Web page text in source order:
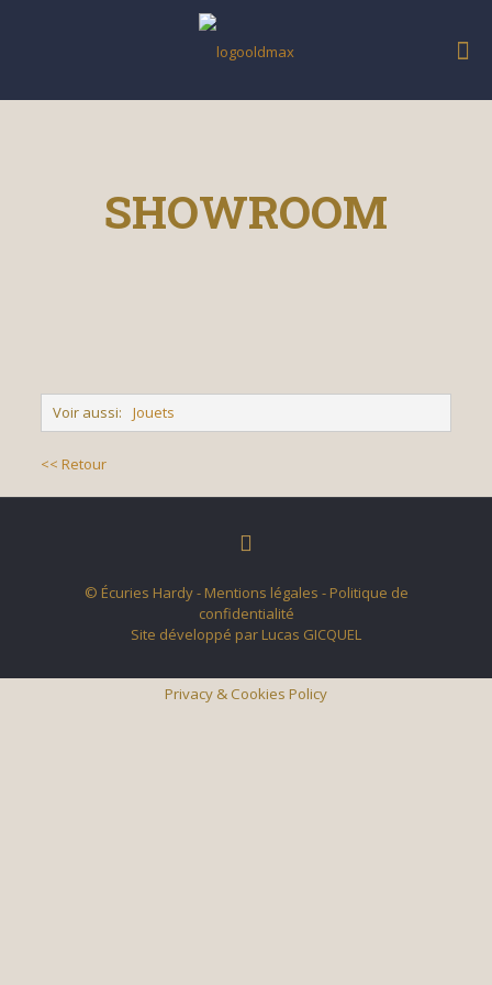
SHOWROOM
Voir aussi: Jouets
<< Retour
© Écuries Hardy - Mentions légales - Politique de
confidentialité
Site développé par Lucas GICQUEL
Privacy & Cookies Policy